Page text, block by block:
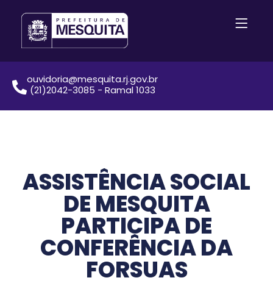
ouvidoria@mesquita.rj.gov.br
(21)2042-3085 - Ramal 1033
ASSISTÊNCIA SOCIAL
DE MESQUITA
PARTICIPA DE
CONFERÊNCIA DA
FORSUAS